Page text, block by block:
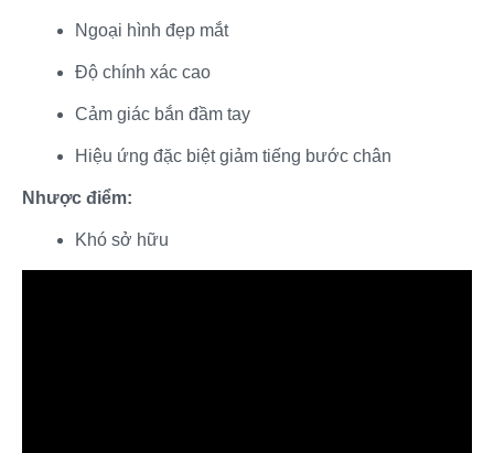
Ngoại hình đẹp mắt​
Độ chính xác cao​
Cảm giác bắn đầm tay​
Hiệu ứng đặc biệt giảm tiếng bước chân​
Nhược điểm:
Khó sở hữu​